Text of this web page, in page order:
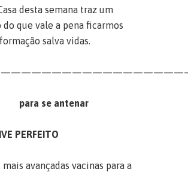
desta semana traz um
do que vale a pena ficarmos
salva vidas.
para se antenar
PERFEITO
mais avançadas vacinas para a